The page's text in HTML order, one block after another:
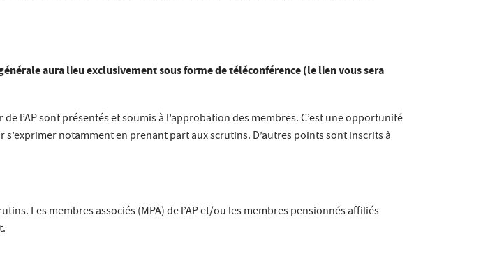
aura lieu exclusivement sous forme de téléconférence (le lien vous sera
l’AP sont présentés et soumis à l’approbation des membres. C’est une opportunité
s’exprimer notamment en prenant part aux scrutins. D’autres points sont inscrits à
Les membres associés (MPA) de l’AP et/ou les membres pensionnés affiliés